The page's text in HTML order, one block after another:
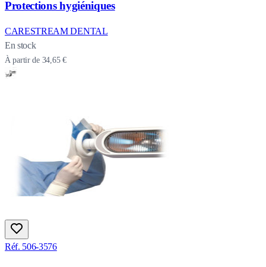
Protections hygiéniques
CARESTREAM DENTAL
En stock
À partir de 34,65 €
Réf. 506-3576